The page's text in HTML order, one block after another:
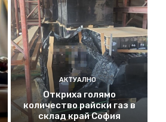
АКТУАЛНО
Откриха голямо
количество райски газ в
склад край София